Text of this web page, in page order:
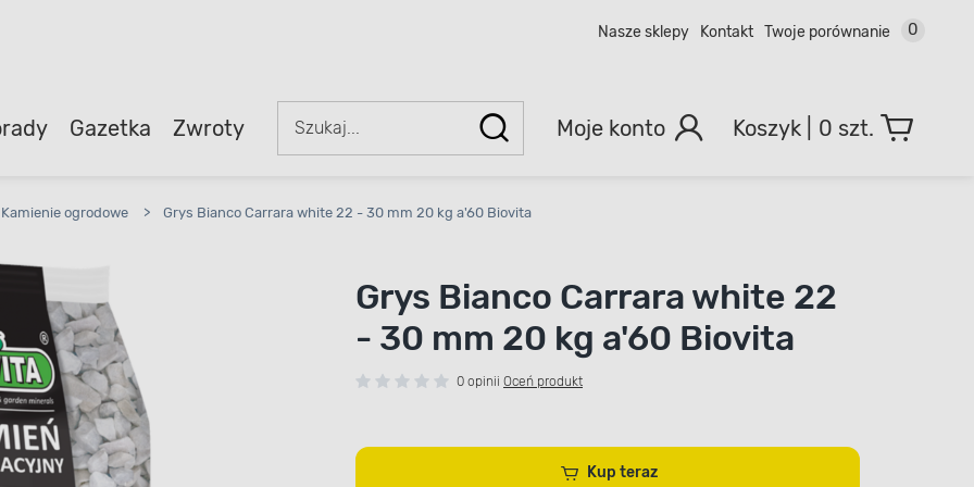
Nasze sklepy Kontakt Twoje porównanie 0
Gazetka Zwroty Moje konto 0 szt.
Kamienie ogrodowe > Grys Bianco Carrara white 22 - 30 mm 20 kg a'60 Biovita
Grys Bianco Carrara white 22
- 30 mm 20 kg a'60 Biovita
0 opinii Oceń produkt
Kup teraz